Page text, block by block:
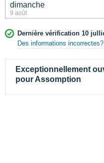
dimanche
9 août
Dernière vérification 10
Des informations
Exceptionnellement
pour Assomption